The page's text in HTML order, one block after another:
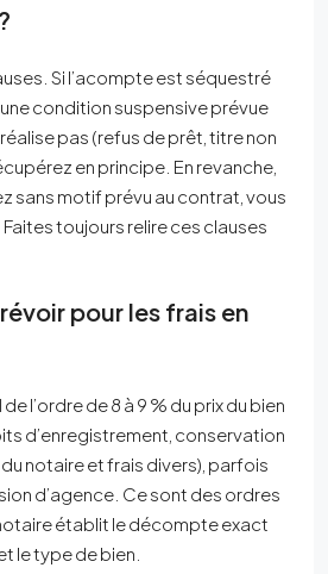
Si l’acompte est séquestré
condition suspensive prévue
pas (refus de prêt, titre non
en principe. En revanche,
sans motif prévu au contrat, vous
toujours relire ces clauses
pour les frais en
l’ordre de 8 à 9 % du prix du bien
d’enregistrement, conservation
notaire et frais divers), parfois
d’agence. Ce sont des ordres
établit le décompte exact
le type de bien.